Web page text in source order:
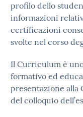
profilo dello
informazioni
certificazioni
svolte nel corso
Il Curriculum è
formativo ed
presentazione alla
del colloquio